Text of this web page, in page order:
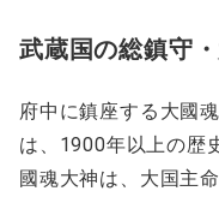
武蔵国の総鎮守
府中に鎮座する大國
は、1900年以上の歴
國魂大神は、大国主